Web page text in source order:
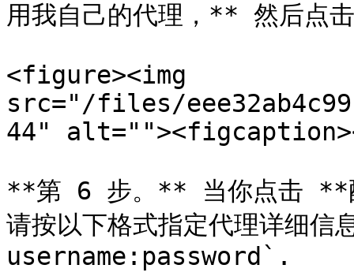
用我自己的代理，** 然后
<figure><img
src="/files/
44"
**第 6 步。** 当你点击 **
请按以下格式指定代理详
username:password`.